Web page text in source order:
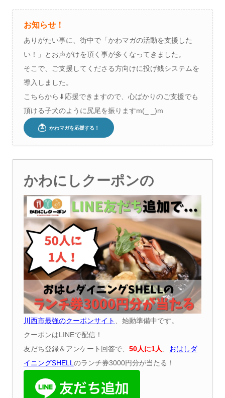
お知らせ！
ありがたい事に、街中で「かわマガの活動を支援した
い！」とお声がけを頂く事が多くなってきました。
そこで、ご支援してくださる方向けに投げ銭システムを
導入しました。
こちらから⬇︎応援できますので、心ばかりのご支援でも
頂ける子犬のように尻尾を振りますm(_ _)m
かわにしクーポンの
川西市最強のクーポンサイト
、始動準備中です。
クーポンはLINEで配信！
友だち登録＆アンケート回答で、 50人に1人
おはしダ
イニングSHELL のランチ券3000円分が当たる！